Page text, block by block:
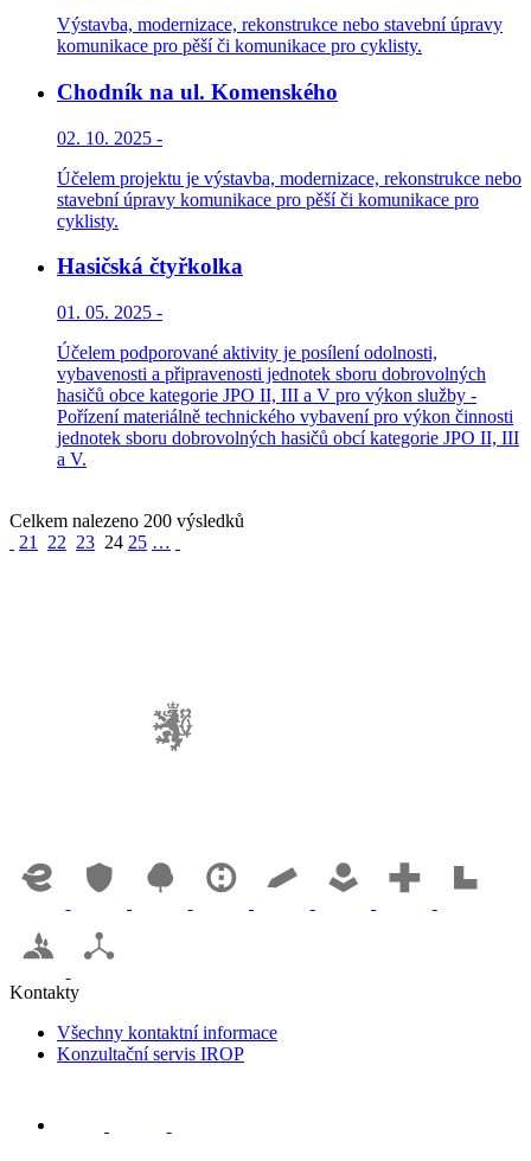
Výstavba, modernizace, rekonstrukce nebo stavební úpravy
komunikace pro pěší či komunikace pro cyklisty.
Chodník na ul. Komenského
02. 10. 2025 -
Účelem projektu je výstavba, modernizace, rekonstrukce nebo
stavební úpravy komunikace pro pěší či komunikace pro
cyklisty.
Hasičská čtyřkolka
01. 05. 2025 -
Účelem podporované aktivity je posílení odolnosti,
vybavenosti a připravenosti jednotek sboru dobrovolných
hasičů obce kategorie JPO II, III a V pro výkon služby -
Pořízení materiálně technického vybavení pro výkon činnosti
jednotek sboru dobrovolných hasičů obcí kategorie JPO II, III
a V.
Celkem nalezeno 200 výsledků
21
22 23 24 25 …
Kontakty
Všechny kontaktní informace
Konzultační servis IROP